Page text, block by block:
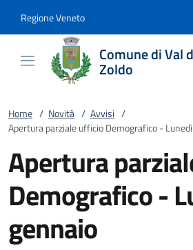
Regione Veneto
Comune di Val
Zoldo
Home / Novità / Avvisi /
Apertura parziale ufficio Demografico -
Apertura
Demografico -
gennaio